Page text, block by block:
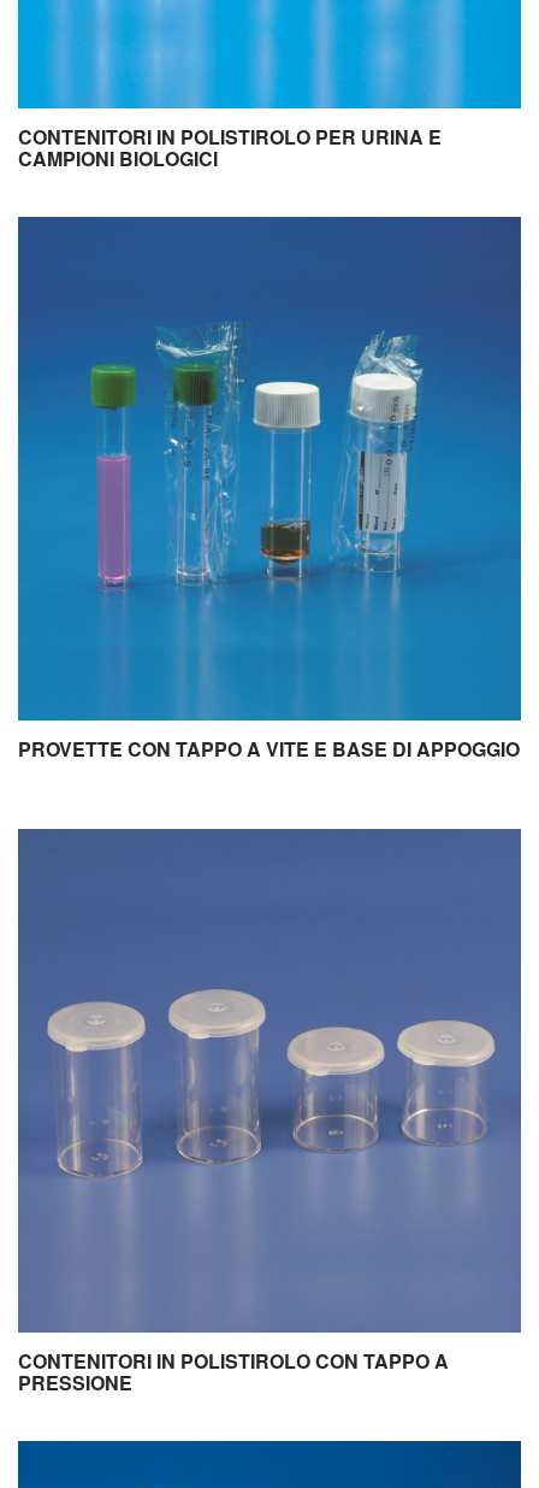
CONTENITORI IN POLISTIROLO PER URINA E
CAMPIONI BIOLOGICI
PROVETTE CON TAPPO A VITE E BASE DI APPOGGIO
CONTENITORI IN POLISTIROLO CON TAPPO A
PRESSIONE